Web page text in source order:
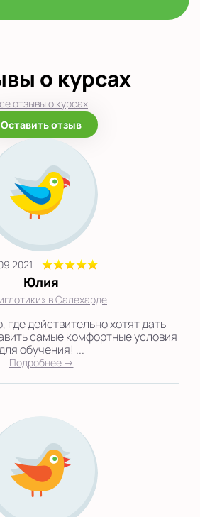
о курсах
отзывы о курсах
Оставить отзыв
Юлия
в Салехарде
действительно хотят дать
самые комфортные условия
обучения! ...
Подробнее →